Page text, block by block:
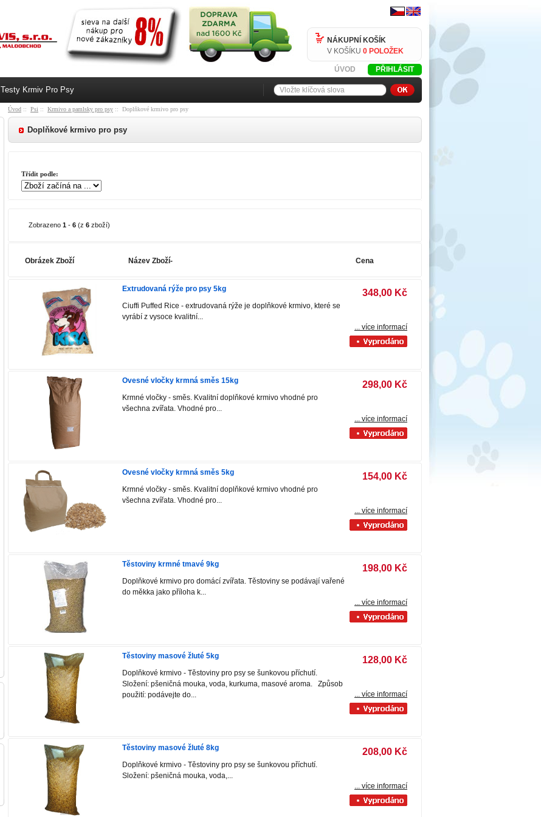
NÁKUPNÍ KOŠÍK
V KOŠÍKU 0 POLOŽEK
PŘIHLÁSIT
ÚVOD
Testy Krmiv Pro Psy
Úvod :: Psi :: Krmivo a pamlsky pro psy :: Doplňkové krmivo pro psy
Doplňkové krmivo pro psy
Třídit podle:
Zobrazeno 1 - 6 (z 6 zboží)
Obrázek Zboží Název Zboží- Cena
Extrudovaná rýže pro psy 5kg
Ciuffi Puffed Rice - extrudovaná rýže je doplňkové krmivo, které se
vyrábí z vysoce kvalitní...
348,00 Kč
... více informací
Ovesné vločky krmná směs 15kg
Krmné vločky - směs. Kvalitní doplňkové krmivo vhodné pro
všechna zvířata. Vhodné pro...
298,00 Kč
... více informací
Ovesné vločky krmná směs 5kg
Krmné vločky - směs. Kvalitní doplňkové krmivo vhodné pro
všechna zvířata. Vhodné pro...
154,00 Kč
... více informací
Těstoviny krmné tmavé 9kg
Doplňkové krmivo pro domácí zvířata. Těstoviny se podávají vařené
do měkka jako příloha k...
198,00 Kč
... více informací
Těstoviny masové žluté 5kg
Doplňkové krmivo - Těstoviny pro psy se šunkovou příchutí.
Složení: pšeničná mouka, voda, kurkuma, masové aroma. Způsob
použití: podávejte do...
128,00 Kč
... více informací
Těstoviny masové žluté 8kg
Doplňkové krmivo - Těstoviny pro psy se šunkovou příchutí.
Složení: pšeničná mouka, voda,...
208,00 Kč
... více informací